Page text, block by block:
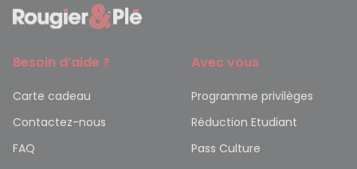
Besoin d’aide ?
Carte cadeau
Contactez-nous
FAQ
Avec vous
Programme privilèges
Réduction Etudiant
Pass Culture